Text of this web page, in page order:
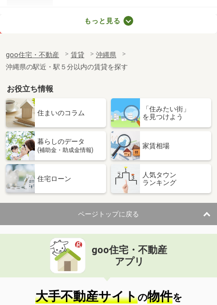
沖縄県宜野湾市新城１丁目
専有面積
34.17m²
間取り
1DK
沖縄県中頭郡読谷村字喜名
価 格
7.20万円
沖縄県中頭郡読谷村字喜名
専有面積 50.3m²
間取り
沖縄県中頭郡北中城村字島袋
住 所
沖縄県中頭郡北中城村字島袋
専有面積 51m²
間取り
2DK
沖縄県浦添市城間２丁目
価 格
住 所
沖縄県浦添市城間２丁目
専有面積 23.18m²
間取り
1K
もっと見る
goo住宅・不動産 賃貸
沖縄県
沖縄県の駅近・駅５分以内の賃貸を探す
お役立ち情報
住まいのコラム
「住みたい街」
を見つけよう
暮らしのデータ
(補助金・助成金情報)
家賃相場
住宅ローン
人気タウン
ランキング
ページトップに戻る
goo住宅・不動産
アプリ
大手不動産サイトの物件を